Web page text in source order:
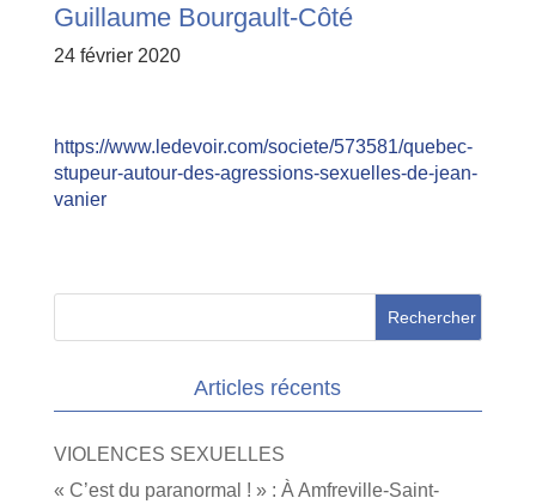
Guillaume Bourgault-Côté
24 février 2020
https://www.ledevoir.com/societe/573581/quebec-
stupeur-autour-des-agressions-sexuelles-de-jean-
vanier
Articles récents
VIOLENCES SEXUELLES
« C’est du paranormal ! » : À Amfreville-Saint-